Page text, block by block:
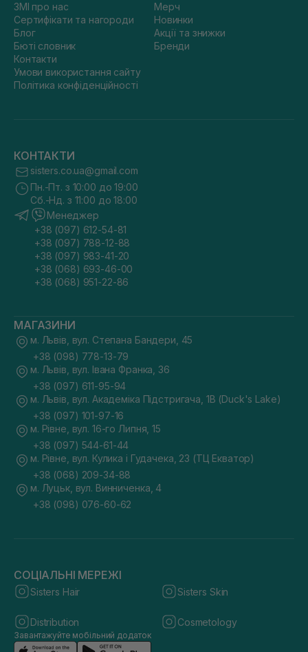
ЗМІ про нас
Сертифікати та нагороди
Блог
Бюті словник
Контакти
Умови використання сайту
Політика конфіденційності
Мерч
Новинки
Акції та знижки
Бренди
КОНТАКТИ
sisters.co.ua@gmail.com
Пн.-Пт. з 10:00 до 19:00
Сб.-Нд. з 11:00 до 18:00
Менеджер
+38 (097) 612-54-81
+38 (097) 788-12-88
+38 (097) 983-41-20
+38 (068) 693-46-00
+38 (068) 951-22-86
МАГАЗИНИ
м. Львів, вул. Степана Бандери, 45
+38 (098) 778-13-79
м. Львів, вул. Івана Франка, 36
+38 (097) 611-95-94
м. Львів, вул. Академіка Підстригача, 1В (Duck's Lake)
+38 (097) 101-97-16
м. Рівне, вул. 16-го Липня, 15
+38 (097) 544-61-44
м. Рівне, вул. Кулика і Гудачека, 23 (ТЦ Екватор)
+38 (068) 209-34-88
м. Луцьк, вул. Винниченка, 4
+38 (098) 076-60-62
СОЦІАЛЬНІ МЕРЕЖІ
Sisters Hair Sisters Skin
Distribution Cosmetology
Завантажуйте мобільний додаток